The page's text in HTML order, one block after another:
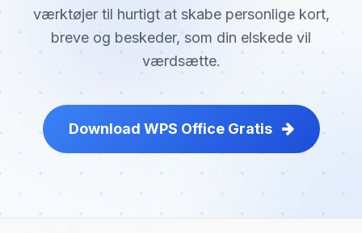
værktøjer til hurtigt at skabe personlige kort,
breve og beskeder, som din elskede vil
værdsætte.
Download WPS Office Gratis